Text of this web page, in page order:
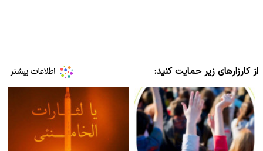
از کارزارهای زیر حمایت کنید: